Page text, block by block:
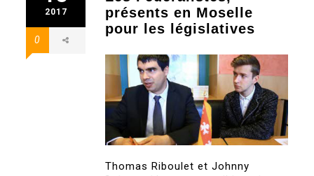
2017
0
présents en Moselle
pour les législatives
Thomas Riboulet et Johnny